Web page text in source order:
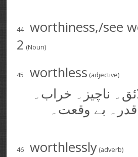
44 worthiness,/see
2 (Noun)
45 worthless (adjective)
ناچیز۔ خراب۔
قدر۔ بے وقعت۔
46 worthlessly (adverb)